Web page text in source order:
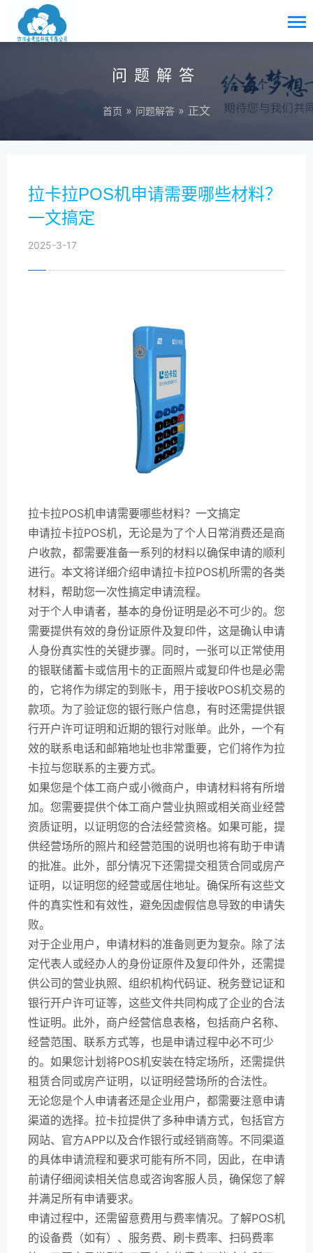
问题解答
首页 » 问题解答 » 正文
拉卡拉POS机申请需要哪些材料？
一文搞定
2025-3-17
拉卡拉POS机申请需要哪些材料？一文搞定
申请拉卡拉POS机，无论是为了个人日常消费还是商
户收款，都需要准备一系列的材料以确保申请的顺利
进行。本文将详细介绍申请拉卡拉POS机所需的各类
材料，帮助您一次性搞定申请流程。
对于个人申请者，基本的身份证明是必不可少的。您
需要提供有效的身份证原件及复印件，这是确认申请
人身份真实性的关键步骤。同时，一张可以正常使用
的银联储蓄卡或信用卡的正面照片或复印件也是必需
的，它将作为绑定的到账卡，用于接收POS机交易的
款项。为了验证您的银行账户信息，有时还需提供银
行开户许可证明和近期的银行对账单。此外，一个有
效的联系电话和邮箱地址也非常重要，它们将作为拉
卡拉与您联系的主要方式。
如果您是个体工商户或小微商户，申请材料将有所增
加。您需要提供个体工商户营业执照或相关商业经营
资质证明，以证明您的合法经营资格。如果可能，提
供经营场所的照片和经营范围的说明也将有助于申请
的批准。此外，部分情况下还需提交租赁合同或房产
证明，以证明您的经营或居住地址。确保所有这些文
件的真实性和有效性，避免因虚假信息导致的申请失
败。
对于企业用户，申请材料的准备则更为复杂。除了法
定代表人或经办人的身份证原件及复印件外，还需提
供公司的营业执照、组织机构代码证、税务登记证和
银行开户许可证等，这些文件共同构成了企业的合法
性证明。此外，商户经营信息表格，包括商户名称、
经营范围、联系方式等，也是申请过程中必不可少
的。如果您计划将POS机安装在特定场所，还需提供
租赁合同或房产证明，以证明经营场所的合法性。
无论您是个人申请者还是企业用户，都需要注意申请
渠道的选择。拉卡拉提供了多种申请方式，包括官方
网站、官方APP以及合作银行或经销商等。不同渠道
的具体申请流程和要求可能有所不同，因此，在申请
前请仔细阅读相关信息或咨询客服人员，确保您了解
并满足所有申请要求。
申请过程中，还需留意费用与费率情况。了解POS机
的设备费（如有）、服务费、刷卡费率、扫码费率